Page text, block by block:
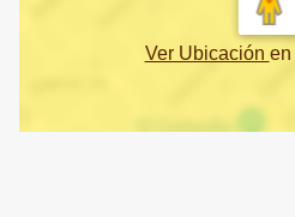
Ver Ubicación en